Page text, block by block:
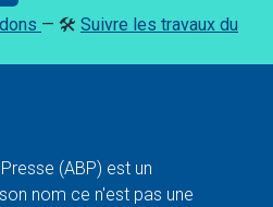
— 🛠️ Suivre les travaux du
(ABP) est un
nom ce n'est pas une